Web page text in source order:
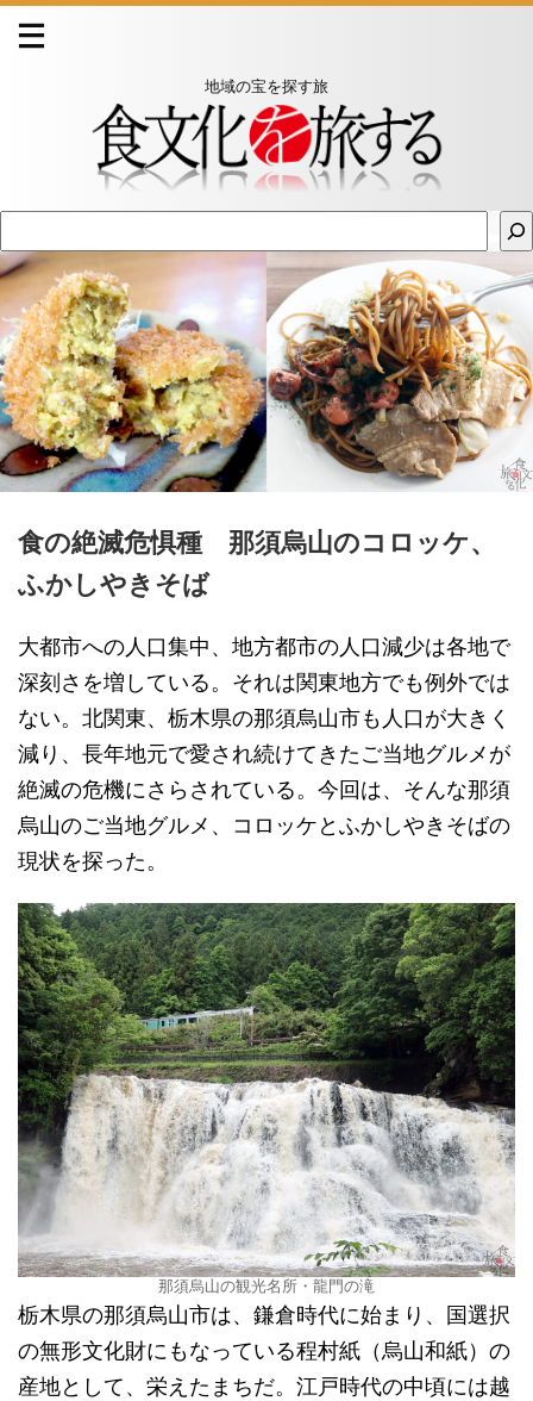
地域の宝を探す旅
食の絶滅危惧種 那須烏山のコロッケ、
ふかしやきそば
大都市への人口集中、地方都市の人口減少は各地で
深刻さを増している。それは関東地方でも例外では
ない。北関東、栃木県の那須烏山市も人口が大きく
減り、長年地元で愛され続けてきたご当地グルメが
絶滅の危機にさらされている。今回は、そんな那須
烏山のご当地グルメ、コロッケとふかしやきそばの
現状を探った。
那須烏山の観光名所・龍門の滝
栃木県の那須烏山市は、鎌倉時代に始まり、国選択
の無形文化財にもなっている程村紙（烏山和紙）の
産地として、栄えたまちだ。江戸時代の中頃には越